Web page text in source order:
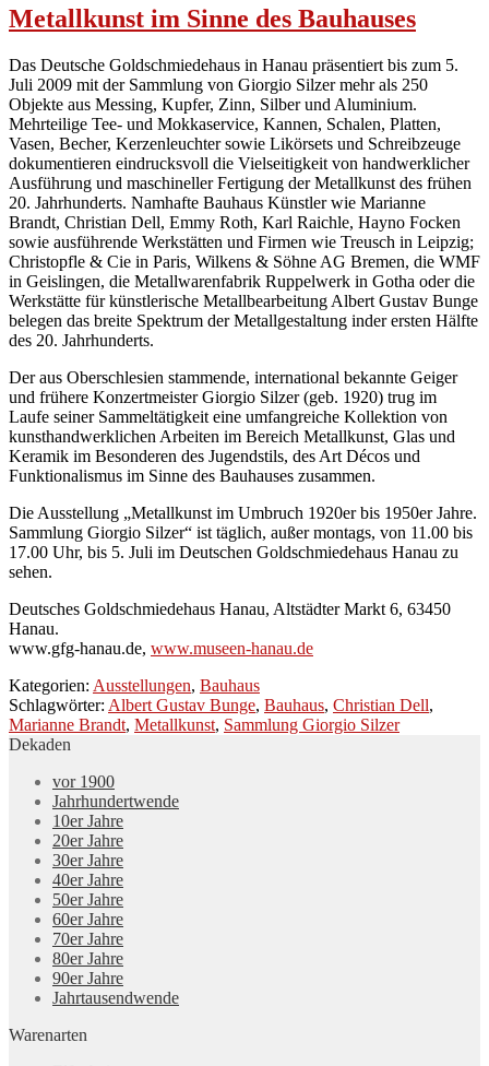
Metallkunst im Sinne des Bauhauses
Das Deutsche Goldschmiedehaus in Hanau präsentiert bis zum 5.
Juli 2009 mit der Sammlung von Giorgio Silzer mehr als 250
Objekte aus Messing, Kupfer, Zinn, Silber und Aluminium.
Mehrteilige Tee- und Mokkaservice, Kannen, Schalen, Platten,
Vasen, Becher, Kerzenleuchter sowie Likörsets und Schreibzeuge
dokumentieren eindrucksvoll die Vielseitigkeit von handwerklicher
Ausführung und maschineller Fertigung der Metallkunst des frühen
20. Jahrhunderts. Namhafte Bauhaus Künstler wie Marianne
Brandt, Christian Dell, Emmy Roth, Karl Raichle, Hayno Focken
sowie ausführende Werkstätten und Firmen wie Treusch in Leipzig;
Christopfle & Cie in Paris, Wilkens & Söhne AG Bremen, die WMF
in Geislingen, die Metallwarenfabrik Ruppelwerk in Gotha oder die
Werkstätte für künstlerische Metallbearbeitung Albert Gustav Bunge
belegen das breite Spektrum der Metallgestaltung inder ersten Hälfte
des 20. Jahrhunderts.
Der aus Oberschlesien stammende, international bekannte Geiger
und frühere Konzertmeister Giorgio Silzer (geb. 1920) trug im
Laufe seiner Sammeltätigkeit eine umfangreiche Kollektion von
kunsthandwerklichen Arbeiten im Bereich Metallkunst, Glas und
Keramik im Besonderen des Jugendstils, des Art Décos und
Funktionalismus im Sinne des Bauhauses zusammen.
Die Ausstellung „Metallkunst im Umbruch 1920er bis 1950er Jahre.
Sammlung Giorgio Silzer“ ist täglich, außer montags, von 11.00 bis
17.00 Uhr, bis 5. Juli im Deutschen Goldschmiedehaus Hanau zu
sehen.
Deutsches Goldschmiedehaus Hanau, Altstädter Markt 6, 63450
Hanau.
www.gfg-hanau.de, www.museen-hanau.de
Kategorien: Ausstellungen, Bauhaus
Schlagwörter: Albert Gustav Bunge, Bauhaus, Christian Dell,
Marianne Brandt, Metallkunst, Sammlung Giorgio Silzer
Dekaden
vor 1900
Jahrhundertwende
10er Jahre
20er Jahre
30er Jahre
40er Jahre
50er Jahre
60er Jahre
70er Jahre
80er Jahre
90er Jahre
Jahrtausendwende
Warenarten